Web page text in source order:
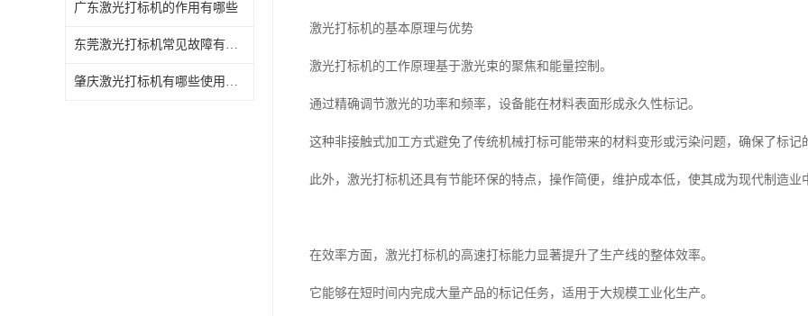
广东激光打标机的作用有哪些
东莞激光打标机常见故障有哪些
肇庆激光打标机有哪些使用特点
激光打标机的基本原理与优势
激光打标机的工作原理基于激光束的聚焦和能量控制。
通过精确调节激光的功率和频率，设备能在材料表面形成永久性标记。
这种非接触式加工方式避免了传统机械打标可能带来的材料变形或污染问题，确保了标记
此外，激光打标机还具有节能环保的特点，操作简便，维护成本低，使其成为现代制造业
在效率方面，激光打标机的高速打标能力显著提升了生产线的整体效率。
它能够在短时间内完成大量产品的标记任务，适用于大规模工业化生产。